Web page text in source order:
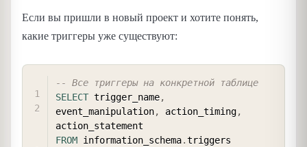
Если вы пришли в новый проект и хотите понять,
какие триггеры уже существуют:
-- Все триггеры на конкретной таблице
SELECT trigger_name,
event_manipulation, action_timing,
FROM information_schema.